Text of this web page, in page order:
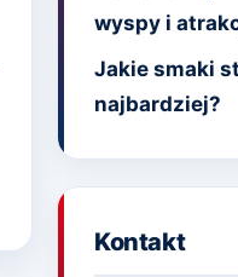
wyspy i
Jakie smaki
najbardziej?
Kontakt